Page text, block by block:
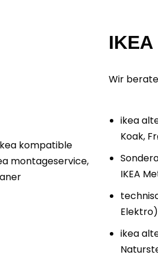
Wir
ikea
Koak,
IKEA
Elektro)
ikea